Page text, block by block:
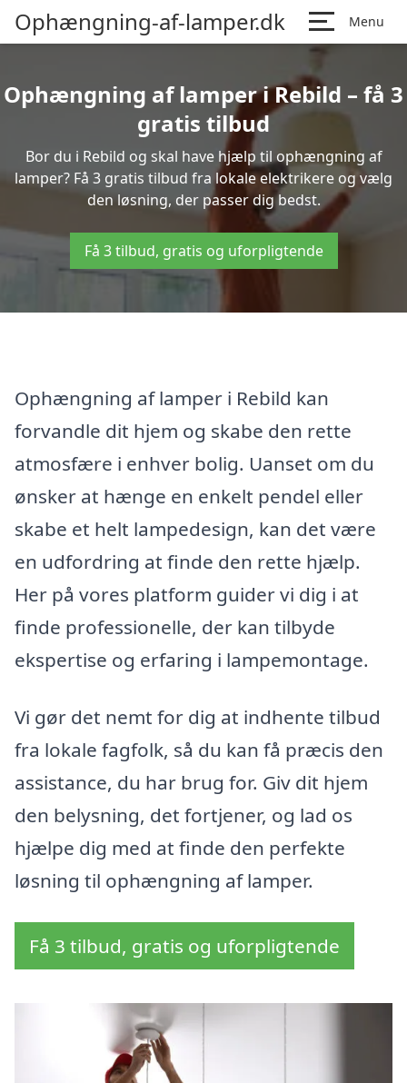
Ophængning-af-lamper.dk Menu
Ophængning af lamper i Rebild – få 3
gratis tilbud
Bor du i Rebild og skal have hjælp til ophængning af
lamper? Få 3 gratis tilbud fra lokale elektrikere og vælg
den løsning, der passer dig bedst.
Få 3 tilbud, gratis og uforpligtende
Ophængning af lamper i Rebild kan
forvandle dit hjem og skabe den rette
atmosfære i enhver bolig. Uanset om du
ønsker at hænge en enkelt pendel eller
skabe et helt lampedesign, kan det være
en udfordring at finde den rette hjælp.
Her på vores platform guider vi dig i at
finde professionelle, der kan tilbyde
ekspertise og erfaring i lampemontage.
Vi gør det nemt for dig at indhente tilbud
fra lokale fagfolk, så du kan få præcis den
assistance, du har brug for. Giv dit hjem
den belysning, det fortjener, og lad os
hjælpe dig med at finde den perfekte
løsning til ophængning af lamper.
Få 3 tilbud, gratis og uforpligtende